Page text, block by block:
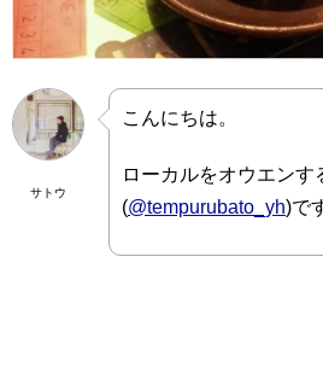
サトウ
こんにちは。
ローカルをオウエンす
(@tempurubato_yh)で